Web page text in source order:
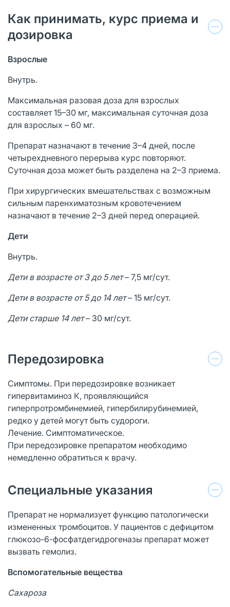
Как принимать, курс приема и
дозировка
Взрослые
Внутрь.
Максимальная разовая доза для взрослых
составляет 15–30 мг, максимальная суточная доза
для взрослых – 60 мг.
Препарат назначают в течение 3–4 дней, после
четырехдневного перерыва курс повторяют.
Суточная доза может быть разделена на 2–3 приема.
При хирургических вмешательствах с возможным
сильным паренхиматозным кровотечением
назначают в течение 2–3 дней перед операцией.
Дети
Внутрь.
Дети в возрасте от 3 до 5 лет– 7,5 мг/сут.
Дети в возрасте от 5 до 14 лет– 15 мг/сут.
Дети старше 14 лет– 30 мг/сут.
Передозировка
Симптомы. При передозировке возникает
гипервитаминоз К, проявляющийся
гиперпротромбинемией, гипербилирубинемией,
редко у детей могут быть судороги.
Лечение. Симптоматическое.
При передозировке препаратом необходимо
немедленно обратиться к врачу.
Специальные указания
Препарат не нормализует функцию патологически
измененных тромбоцитов. У пациентов с дефицитом
глюкозо-6-фосфатдегидрогеназы препарат может
вызвать гемолиз.
Вспомогательные вещества
Сахароза